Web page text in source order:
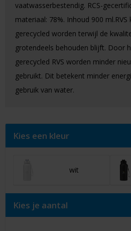
vaatwasserbestendig. RCS-
materiaal: 78%. Inhoud 900 ml.RVS
gerecycled worden terwijl de
grotendeels behouden blijft. Door
gerecycled RVS worden minder
gebruikt. Dit betekent minder
gebruik van water.
Kies een kleur
wit
Kies je aantal